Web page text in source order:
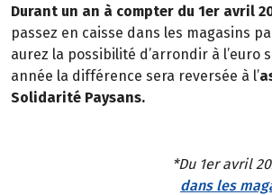
Durant un an à compter du 1er avril
passez en caisse dans les magasins
aurez la possibilité d’arrondir à l’euro
année la différence sera reversée à l’
Solidarité Paysans.
*Du 1er avril
dans les